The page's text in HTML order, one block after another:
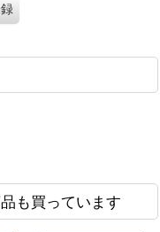
も買っています